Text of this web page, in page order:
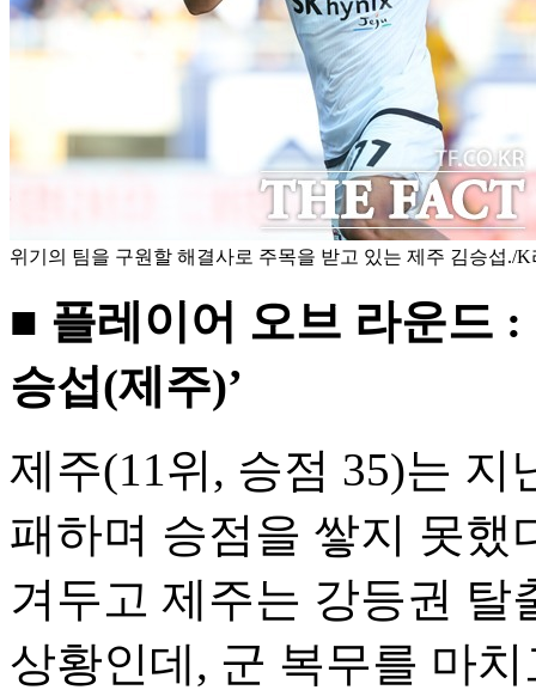
위기의 팀을 구원할 해결사로 주목을 받고 있는 제주 김승섭./K
■ 플레이어 오브 라운드
승섭(제주)’
제주(11위, 승점 35)는 지
패하며 승점을 쌓지 못했
겨두고 제주는 강등권 탈
상황인데, 군 복무를 마